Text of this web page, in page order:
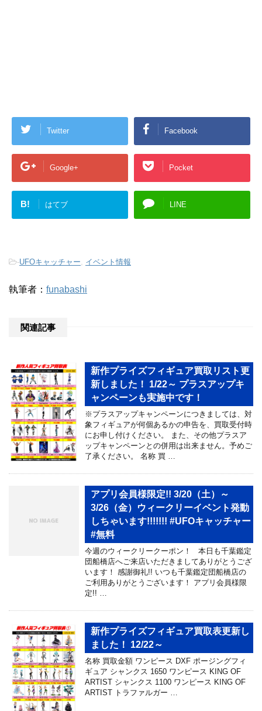
Twitter Facebook
Google+ Pocket
B! はてブ LINE
-UFOキャッチャー イベント情報
執筆者： funabashi
関連記事
新作プライズフィギュア買取リスト更
新しました！ 1/22～ プラスアップキ
ャンペーンも実施中です！
※プラスアップキャンペーンにつきましては、対
象フィギュアが何個あるかの申告を、買取受付時
にお申し付けください。 また、その他プラスア
ップキャンペーンとの併用は出来ません。予めご
了承ください。 名称 買 …
アプリ会員様限定!! 3/20（土）～
3/26（金）ウィークリーイベント発動
しちゃいます!!!!!!! #UFOキャッチャー
#無料
今週のウィークリークーポン！ 本日も千葉鑑定
団船橋店へご来店いただきましてありがとうござ
います！ 感謝御礼!! いつも千葉鑑定団船橋店の
ご利用ありがとうございます！ アプリ会員様限
定!! …
新作プライズフィギュア買取表更新し
ました！ 12/22～
名称 買取金額 ワンピース DXF ポージングフィ
ギュア シャンクス 1650 ワンピース KING OF
ARTIST シャンクス 1100 ワンピース KING OF
ARTIST トラファルガー …